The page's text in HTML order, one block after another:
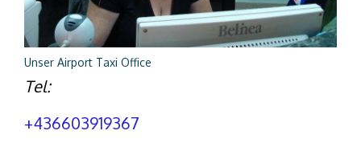
Unser Airport Taxi Office
Tel:
+436603919367